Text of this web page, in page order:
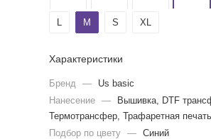
L M S XL
Характеристики
Бренд —
Us basic
Нанесение
—
Вышивка, DTF
Термотрансфер, Трафаретная
Подбор по цвету
—
Синий